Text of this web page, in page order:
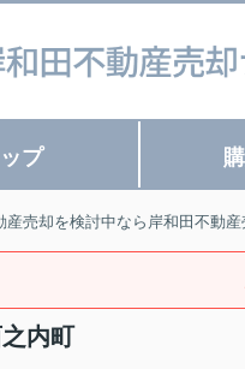
ップ
産売却を検討中なら岸和田不動
内町